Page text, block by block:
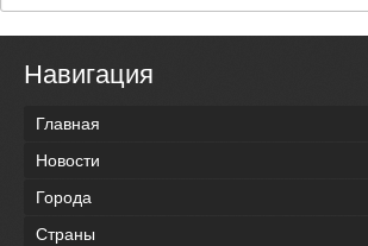
Навигация
Главная
Новости
Города
Страны